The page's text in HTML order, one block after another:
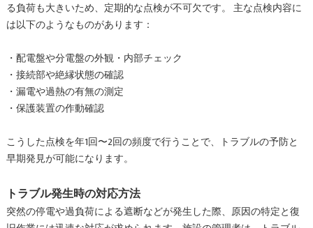
る負荷も大きいため、定期的な点検が不可欠です。 主な点検内容に
は以下のようなものがあります：
・配電盤や分電盤の外観・内部チェック
・接続部や絶縁状態の確認
・漏電や過熱の有無の測定
・保護装置の作動確認
こうした点検を年1回〜2回の頻度で行うことで、トラブルの予防と
早期発見が可能になります。
トラブル発生時の対応方法
突然の停電や過負荷による遮断などが発生した際、原因の特定と復